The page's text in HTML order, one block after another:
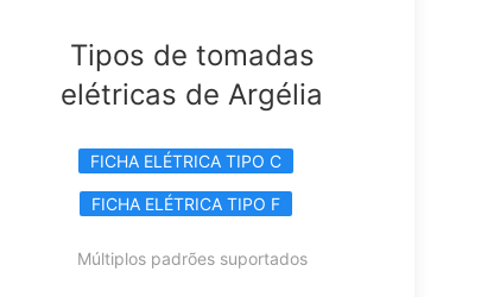
Tipos de tomadas
elétricas de Argélia
FICHA ELÉTRICA TIPO C
FICHA ELÉTRICA TIPO F
Múltiplos padrões suportados